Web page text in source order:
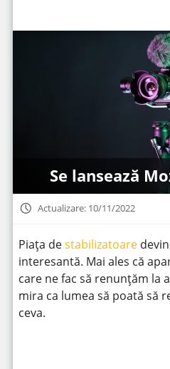
Se lansează
Actualizare: 10/11/2022
Piața destabilizatoare
interesantă. Mai ales că
care ne fac să renunțăm la
mira ca lumea să poată să
ceva.